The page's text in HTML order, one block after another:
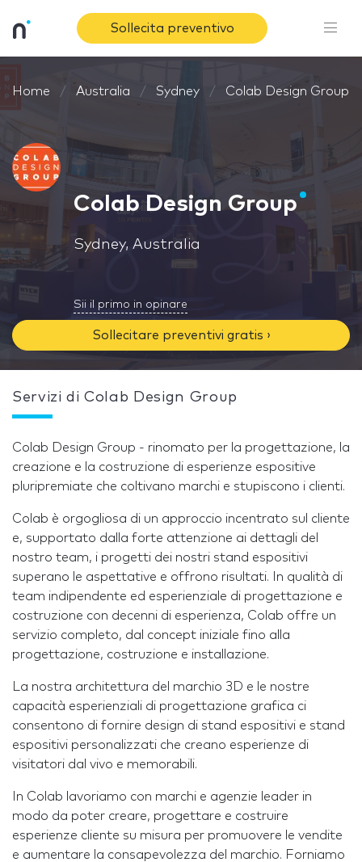
Sollecita preventivo
Home Australia Sydney Colab Design Group
Colab Design Group
Sydney, Australia
Sii il primo in opinare
Sollecitare preventivi gratis ›
Servizi di Colab Design Group
Colab Design Group - rinomato per la progettazione, la
creazione e la costruzione di esperienze espositive
pluripremiate che coltivano marchi e stupiscono i clienti.
Colab è orgogliosa di un approccio incentrato sul cliente
e, supportato dalla forte attenzione ai dettagli del
nostro team, i progetti dei nostri stand espositivi
superano le aspettative e offrono risultati. In qualità di
team indipendente ed esperienziale di progettazione e
costruzione con decenni di esperienza, Colab offre un
servizio completo, dal concept iniziale fino alla
progettazione, costruzione e installazione.
La nostra architettura del marchio 3D e le nostre
capacità esperienziali di progettazione grafica ci
consentono di fornire design di stand espositivi e stand
espositivi personalizzati che creano esperienze di
visitatori dal vivo e memorabili.
In Colab lavoriamo con marchi e agenzie leader in
modo da poter creare, progettare e costruire
esperienze cliente su misura per promuovere le vendite
e aumentare la consapevolezza del marchio. Forniamo